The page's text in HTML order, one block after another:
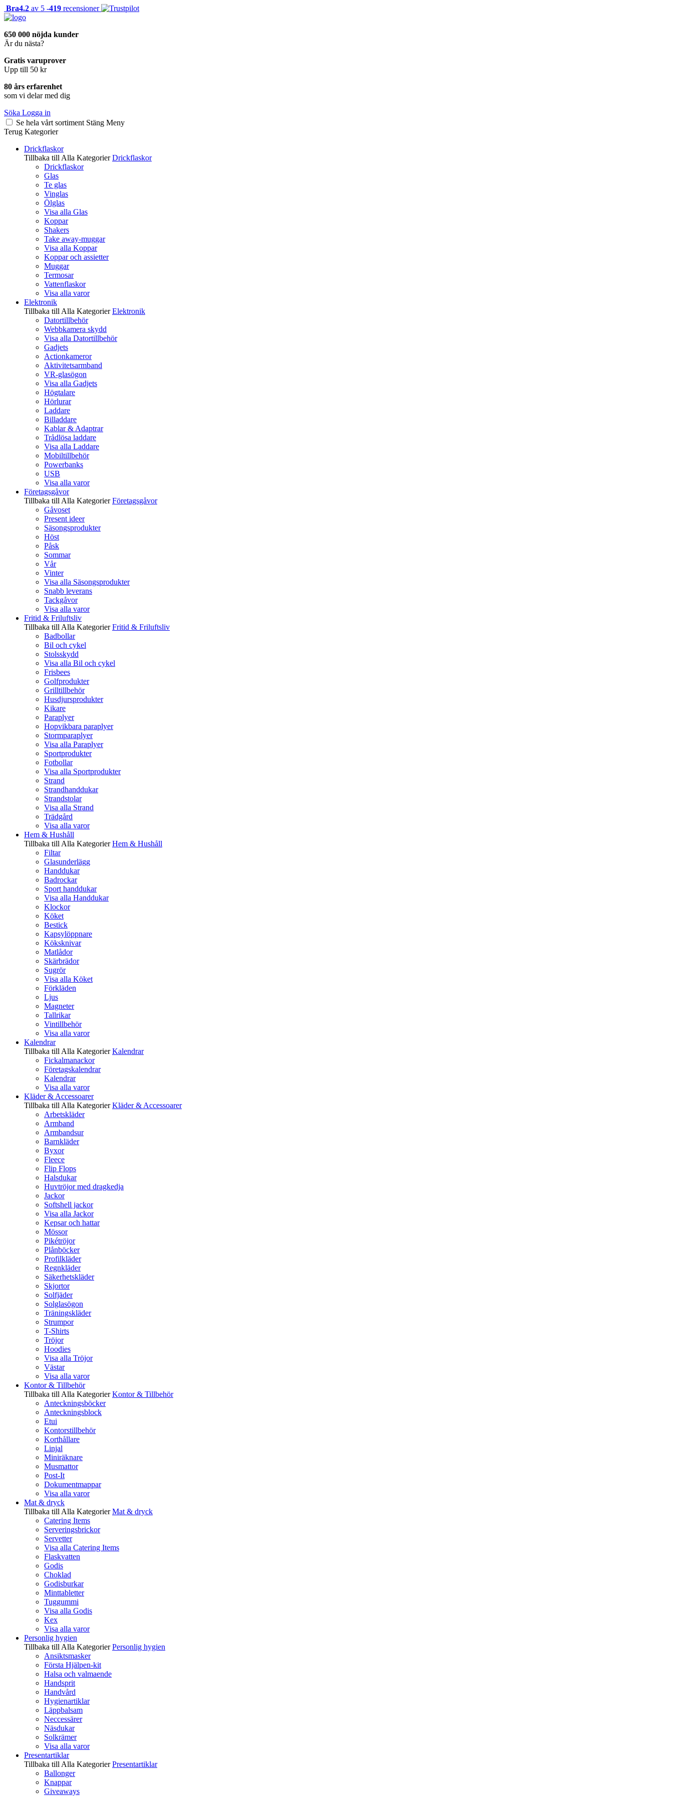
Bra4.2 av 5 -419 recensioner
650 000 nöjda kunder
Är du nästa?
Gratis varuprover
Upp till 50 kr
80 års erfarenhet
som vi delar med dig
Söka Logga in
Se hela vårt sortiment Stäng Meny
Terug Kategorier
Drickflaskor
Tillbaka till Alla Kategorier Drickflaskor
Drickflaskor
Glas
Te glas
Vinglas
Ölglas
Visa alla Glas
Koppar
Shakers
Take away-muggar
Visa alla Koppar
Koppar och assietter
Muggar
Termosar
Vattenflaskor
Visa alla varor
Elektronik
Tillbaka till Alla Kategorier Elektronik
Datortillbehör
Webbkamera skydd
Visa alla Datortillbehör
Gadjets
Actionkameror
Aktivitetsarmband
VR-glasögon
Visa alla Gadjets
Högtalare
Hörlurar
Laddare
Billaddare
Kablar & Adaptrar
Trådlösa laddare
Visa alla Laddare
Mobiltillbehör
Powerbanks
USB
Visa alla varor
Företagsgåvor
Tillbaka till Alla Kategorier Företagsgåvor
Gåvoset
Present ideer
Säsongsprodukter
Höst
Påsk
Sommar
Vår
Vinter
Visa alla Säsongsprodukter
Snabb leverans
Tackgåvor
Visa alla varor
Fritid & Friluftsliv
Tillbaka till Alla Kategorier Fritid & Friluftsliv
Badbollar
Bil och cykel
Stolsskydd
Visa alla Bil och cykel
Frisbees
Golfprodukter
Grilltillbehör
Husdjursprodukter
Kikare
Paraplyer
Hopvikbara paraplyer
Stormparaplyer
Visa alla Paraplyer
Sportprodukter
Fotbollar
Visa alla Sportprodukter
Strand
Strandhanddukar
Strandstolar
Visa alla Strand
Trädgård
Visa alla varor
Hem & Hushåll
Tillbaka till Alla Kategorier Hem & Hushåll
Filtar
Glasunderlägg
Handdukar
Badrockar
Sport handdukar
Visa alla Handdukar
Klockor
Köket
Bestick
Kapsylöppnare
Köksknivar
Matlådor
Skärbrädor
Sugrör
Visa alla Köket
Förkläden
Ljus
Magneter
Tallrikar
Vintillbehör
Visa alla varor
Kalendrar
Tillbaka till Alla Kategorier Kalendrar
Fickalmanackor
Företagskalendrar
Kalendrar
Visa alla varor
Kläder & Accessoarer
Tillbaka till Alla Kategorier Kläder & Accessoarer
Arbetskläder
Armband
Armbandsur
Barnkläder
Byxor
Fleece
Flip Flops
Halsdukar
Huvtröjor med dragkedja
Jackor
Softshell jackor
Visa alla Jackor
Kepsar och hattar
Mössor
Pikétröjor
Plånböcker
Profilkläder
Regnkläder
Säkerhetskläder
Skjortor
Solfjäder
Solglasögon
Träningskläder
Strumpor
T-Shirts
Tröjor
Hoodies
Visa alla Tröjor
Västar
Visa alla varor
Kontor & Tillbehör
Tillbaka till Alla Kategorier Kontor & Tillbehör
Anteckningsböcker
Anteckningsblock
Etui
Kontorstillbehör
Korthållare
Linjal
Miniräknare
Musmattor
Post-It
Dokumentmappar
Visa alla varor
Mat & dryck
Tillbaka till Alla Kategorier Mat & dryck
Catering Items
Serveringsbrickor
Servetter
Visa alla Catering Items
Flaskvatten
Godis
Choklad
Godisburkar
Minttabletter
Tuggummi
Visa alla Godis
Kex
Visa alla varor
Personlig hygien
Tillbaka till Alla Kategorier Personlig hygien
Ansiktsmasker
Första Hjälpen-kit
Halsa och valmaende
Handsprit
Handvård
Hygienartiklar
Läppbalsam
Neccessärer
Näsdukar
Solkrämer
Visa alla varor
Presentartiklar
Tillbaka till Alla Kategorier Presentartiklar
Ballonger
Knappar
Giveaways